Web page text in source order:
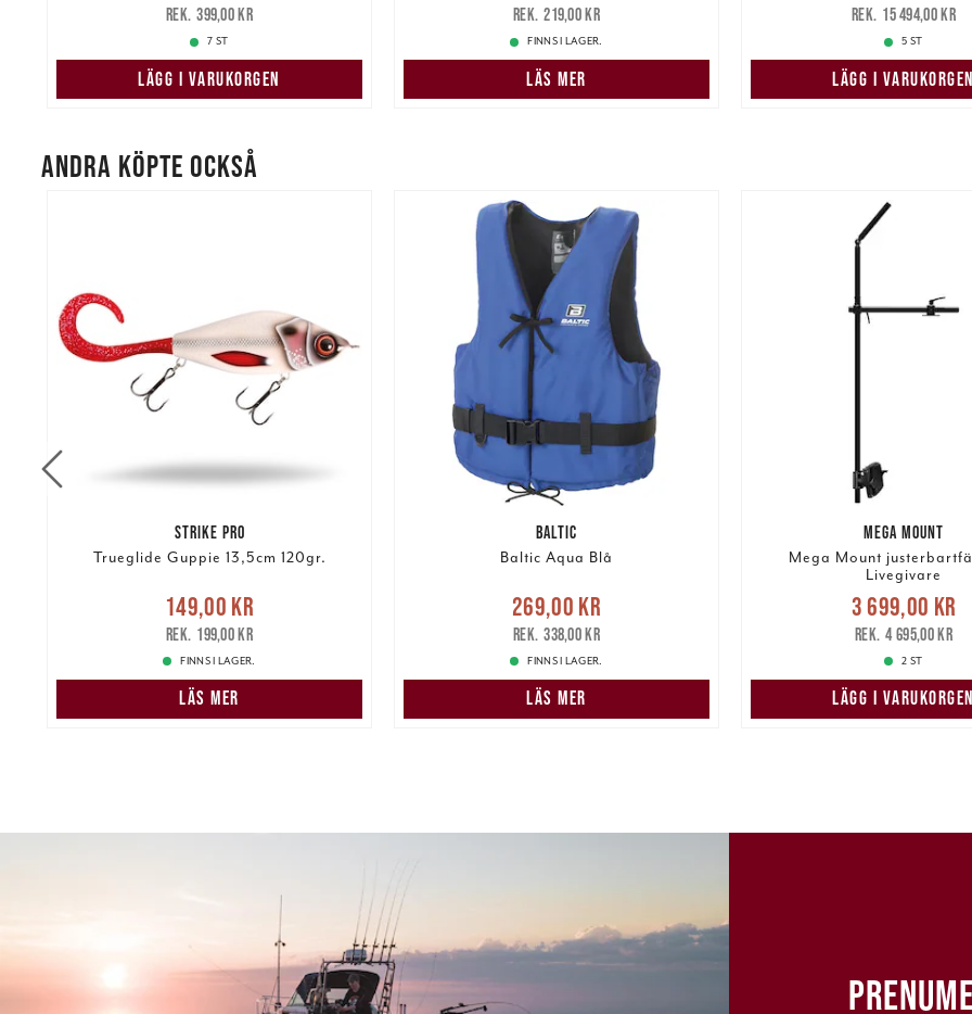
Tidigare pris
399,00 kr
7 ST
LÄGG I VARUKORGEN
Tidigare pris
219,00 kr
FINNS I LAGER.
LÄS MER
15 494,00 kr
15 494,00 kr
5 ST
LÄGG I VARUKORGEN
ANDRA KÖPTE OCKSÅ
STRIKE PRO
Trueglide Guppie 13,5cm 120gr.
Nuvarande pris
Tidigare pris
149,00 kr
199,00 kr
FINNS I LAGER.
LÄS MER
BALTIC
Baltic Aqua Blå
Nuvarande pris
Tidigare pris
269,00 kr
338,00 kr
FINNS I LAGER.
LÄS MER
MEGA MOUNT
Mega Mount
Livegivare
Nuvarande pris
3 699,00 krTidigare
4 695,00 kr
3 699,00 kr
4 695,00 kr
2 ST
LÄGG I VARUKORGEN